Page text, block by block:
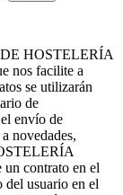
HOSTELERÍA
nos facilite a
se utilizarán
de
envío de
novedades,
contrato en el
del usuario en el